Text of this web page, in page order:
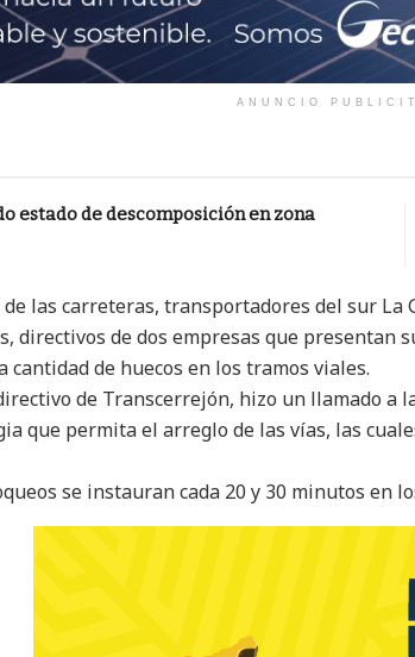
ANUNCIO
estado de descomposición en zona
las carreteras, transportadores del sur
directivos de dos empresas que
de huecos en los tramos viales.
de Transcerrejón, hizo un llamado
que permita el arreglo de las vías, las
se instauran cada 20 y 30 minutos en